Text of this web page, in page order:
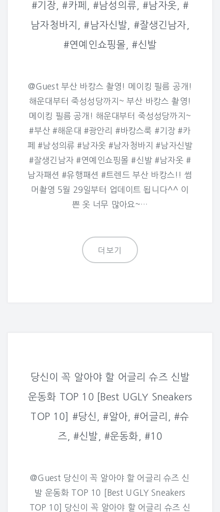
#기장, #카페, #남성의류, #남자옷, #
남자청바지, #남자신발, #잘생긴남자,
#연예인쇼핑몰, #신발
@Guest 부산 바캉스 촬영! 메이킹 필름 공개!
해운대부터 죽성성당까지~ 부산 바캉스 촬영!
메이킹 필름 공개! 해운대부터 죽성성당까지~
#부산 #해운대 #광안리 #바캉스룩 #기장 #카
페 #남성의류 #남자옷 #남자청바지 #남자신발
#잘생긴남자 #연예인쇼핑몰 #신발 #남자옷 #
남자패션 #유행패션 #트렌드 부산 바캉스!! 썸
머촬영 5월 29일부터 업데이트 됩니다^^ 이
쁜 옷 너무 많아요~…
더보기
당신이 꼭 알아야 할 어글리 슈즈 신발
운동화 TOP 10 [Best UGLY Sneakers
TOP 10] #당신, #알아, #어글리, #슈
즈, #신발, #운동화, #10
@Guest 당신이 꼭 알아야 할 어글리 슈즈 신
발 운동화 TOP 10 [Best UGLY Sneakers
TOP 10] 당신이 꼭 알아야 할 어글리 슈즈 신